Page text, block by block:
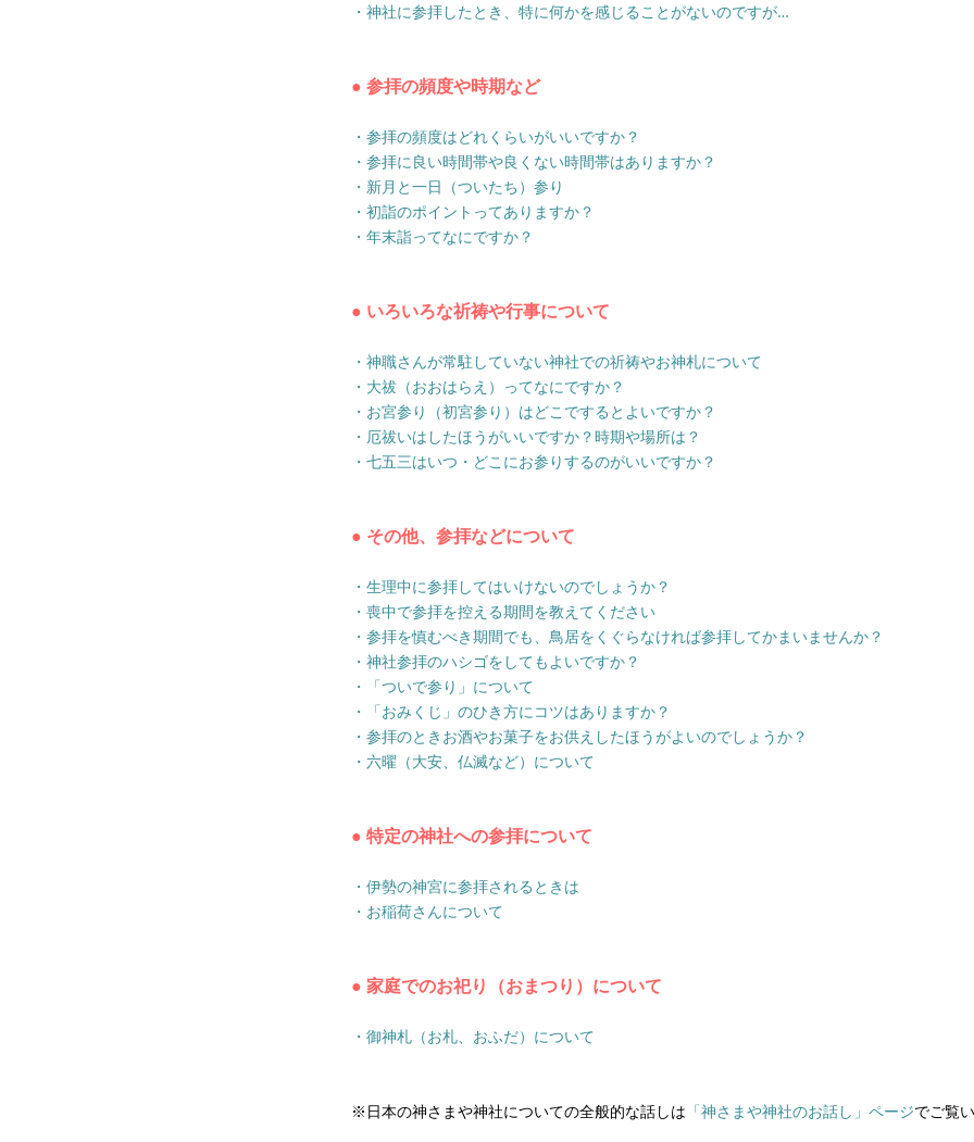
・神社に参拝したとき、特に何かを感じることがないのですが…
● 参拝の頻度や時期など
・参拝の頻度はどれくらいがいいですか？
・参拝に良い時間帯や良くない時間帯はありますか？
・新月と一日（ついたち）参り
・初詣のポイントってありますか？
・年末詣ってなにですか？
● いろいろな祈祷や行事について
・神職さんが常駐していない神社での祈祷やお神札について
・大祓（おおはらえ）ってなにですか？
・お宮参り（初宮参り）はどこでするとよいですか？
・厄祓いはしたほうがいいですか？時期や場所は？
・七五三はいつ・どこにお参りするのがいいですか？
● その他、参拝などについて
・生理中に参拝してはいけないのでしょうか？
・喪中で参拝を控える期間を教えてください
・参拝を慎むべき期間でも、鳥居をくぐらなければ参拝してかまいませんか？
・神社参拝のハシゴをしてもよいですか？
・「ついで参り」について
・「おみくじ」のひき方にコツはありますか？
・参拝のときお酒やお菓子をお供えしたほうがよいのでしょうか？
・六曜（大安、仏滅など）について
● 特定の神社への参拝について
・伊勢の神宮に参拝されるときは
・お稲荷さんについて
● 家庭でのお祀り（おまつり）について
・御神札（お札、おふだ）について
※日本の神さまや神社についての全般的な話しは 「神さまや神社のお話し」ページでご覧